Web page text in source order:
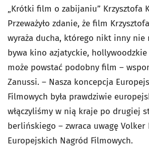
„Krótki film o zabijaniu” Krzysztofa
Przeważyło zdanie, że film
wyraża ducha, którego nikt inny nie
bywa kino azjatyckie,
może powstać podobny film –
Zanussi. – Nasza koncepcja
Filmowych była prawdziwie
włączyliśmy w nią kraje po drugiej
berlińskiego – zwraca uwagę Volker
Europejskich Nagród Filmowych.